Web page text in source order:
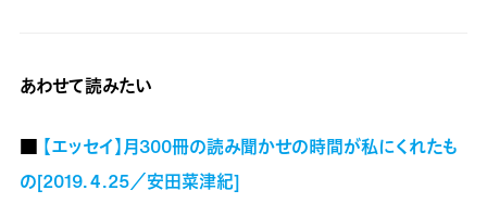
あわせて読みたい
■ 【エッセイ】月300冊の読み聞かせの時間が私にくれたも
の[2019.４.25／安田菜津紀]